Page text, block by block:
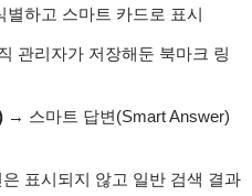
하고 스마트 카드로 표시
관리자가 저장해둔 북마크 링
→ 스마트 답변(Smart Answer)
표시되지 않고 일반 검색 결과